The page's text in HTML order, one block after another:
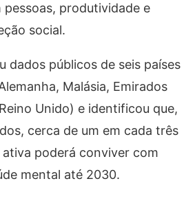
produtividade e
social.
dados públicos de seis países
Malásia, Emirados
Unido) e identificou que,
cerca de um em cada três
poderá conviver com
mental até 2030.